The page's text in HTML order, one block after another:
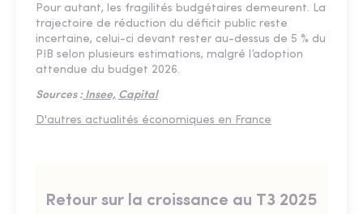
Pour autant, les fragilités budgétaires demeurent. La
trajectoire de réduction du déficit public reste
incertaine, celui-ci devant rester au-dessus de 5 % du
PIB selon plusieurs estimations, malgré l’adoption
attendue du budget 2026.
Sources :Insee, Capital
D'autres actualités économiques en France
Retour sur la croissance au T3 2025